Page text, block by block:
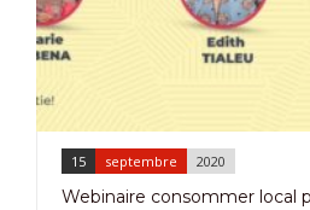
15 septembre 2020